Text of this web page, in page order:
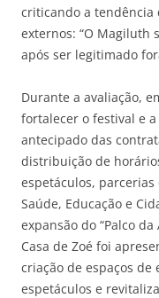
criticando a tendência
externos: “O Magiluth
após ser legitimado
Durante a avaliação,
fortalecer o festival e
antecipado das
distribuição de
espetáculos,
Saúde, Educação e
expansão do “Palco da
Casa de Zoé foi
criação de espaços de
espetáculos e